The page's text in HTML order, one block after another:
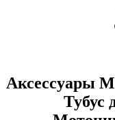
Аксессуары
Тубус